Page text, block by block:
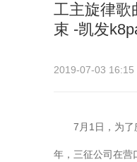
工主旋律歌
束 -凯发
2019-07-03 16:15
7月1日，为了
年，三征公司在营